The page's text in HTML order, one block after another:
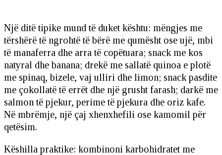
Një ditë tipike mund të duket kështu: mëngjes me
tërshërë të ngrohtë të bërë me qumësht ose ujë, mbi
të manaferra dhe arra të copëtuara; snack me kos
natyral dhe banana; drekë me sallatë quinoa e plotë
me spinaq, bizele, vaj ulliri dhe limon; snack pasdite
me çokollatë të errët dhe një grusht farash; darkë me
salmon të pjekur, perime të pjekura dhe oriz kafe.
Në mbrëmje, një çaj xhenxhefili ose kamomil për
qetësim.
Këshilla praktike: kombinoni karbohidratet me